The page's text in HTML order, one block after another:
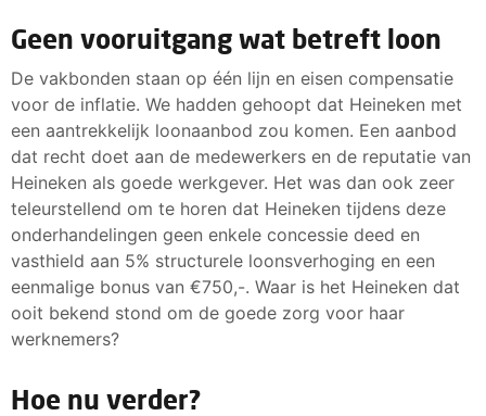
Geen vooruitgang wat betreft loon
De vakbonden staan op één lijn en eisen compensatie
voor de inflatie. We hadden gehoopt dat Heineken met
een aantrekkelijk loonaanbod zou komen. Een aanbod
dat recht doet aan de medewerkers en de reputatie van
Heineken als goede werkgever. Het was dan ook zeer
teleurstellend om te horen dat Heineken tijdens deze
onderhandelingen geen enkele concessie deed en
vasthield aan 5% structurele loonsverhoging en een
eenmalige bonus van €750,-. Waar is het Heineken dat
ooit bekend stond om de goede zorg voor haar
werknemers?
Hoe nu verder?